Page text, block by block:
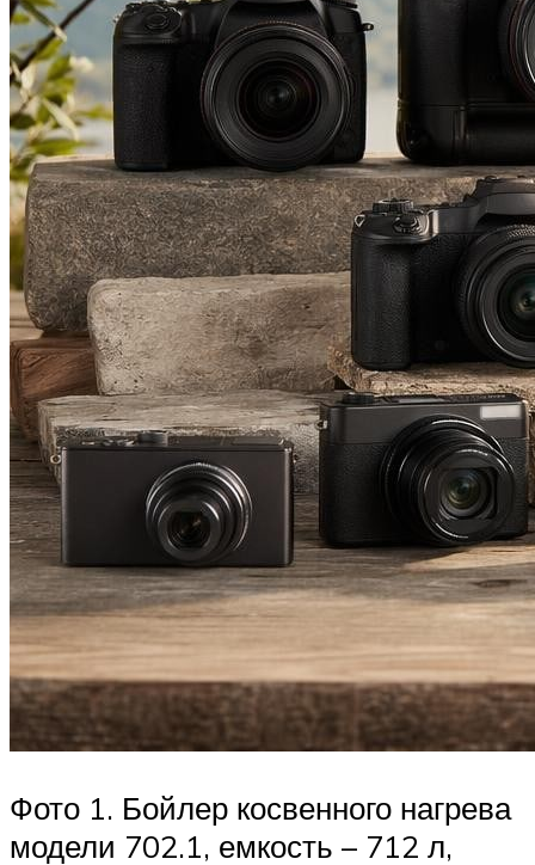
Фото 1. Бойлер косвенного нагрева
модели 702.1, емкость – 712 л,